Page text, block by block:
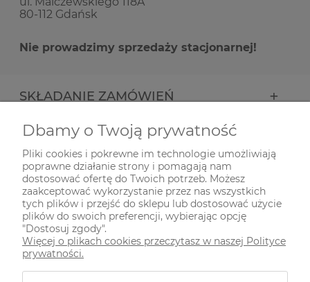
80-112 Gdańsk
Nie prowadzimy sprzedaży stacjonarnej!
SKŁADANIE ZAMÓWIEŃ
INFORMACJE
ODWIEDŹ NAS NA
Dbamy o Twoją prywatność
Pliki cookies i pokrewne im technologie umożliwiają
poprawne działanie strony i pomagają nam
dostosować ofertę do Twoich potrzeb. Możesz
zaakceptować wykorzystanie przez nas wszystkich
tych plików i przejść do sklepu lub dostosować użycie
plików do swoich preferencji, wybierając opcję
"Dostosuj zgody".
Więcej o plikach cookies przeczytasz w naszej Polityce
prywatności.